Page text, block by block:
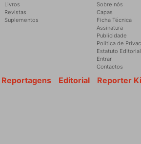
Sobre nós
Capas
Ficha Técnica
Assinatura
Publicidade
Política de
Estatuto Editorial
Entrar
Contactos
Livros
Revistas
Suplementos
Reporter
Editorial
Reportagens